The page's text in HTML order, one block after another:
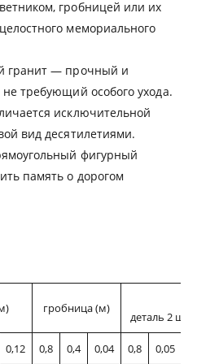
гробницей или их
мемориального
гранит — прочный и
требующий особого ухода.
исключительной
вид десятилетиями.
фигурный
память о дорогом
гробница (м)
деталь 2
0,12 0,8 0,4 0,04 0,8 0,05